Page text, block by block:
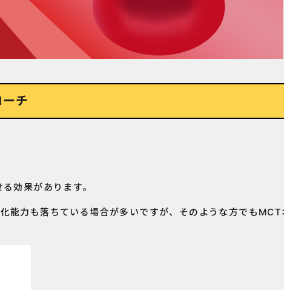
チ
効果があります。
能力も落ちている場合が多いですが、そのような方でもMCT